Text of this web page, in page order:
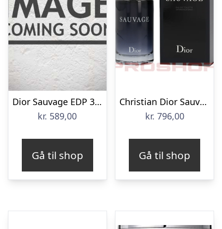
Dior Sauvage EDP 30 ml
kr. 589,00
Gå til shop
Christian Dior Sauvage – 100 ml
kr. 796,00
Gå til shop